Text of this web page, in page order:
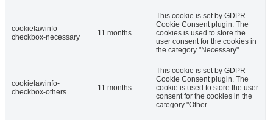
cookielawinfo-
checkbox-necessary
11 months
This cookie is set by GDPR
Cookie Consent plugin. The
cookies is used to store the
user consent for the cookies in
the category "Necessary".
cookielawinfo-
checkbox-others
11 months
This cookie is set by GDPR
Cookie Consent plugin. The
cookie is used to store the user
consent for the cookies in the
category "Other.